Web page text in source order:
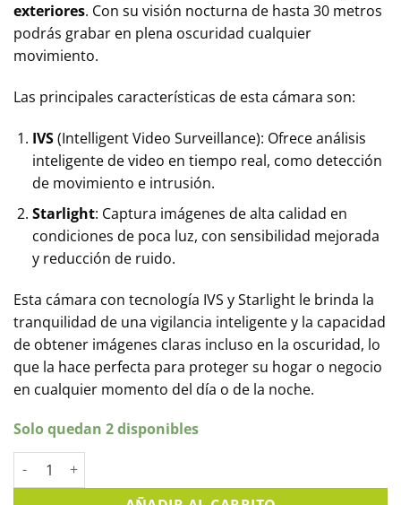
exteriores. Con su visión nocturna de hasta 30 metros
podrás grabar en plena oscuridad cualquier
movimiento.
Las principales características de esta cámara son:
IVS(Intelligent Video Surveillance): Ofrece análisis
inteligente de video en tiempo real, como detección
de movimiento e intrusión.
Starlight: Captura imágenes de alta calidad en
condiciones de poca luz, con sensibilidad mejorada
y reducción de ruido.
Esta cámara con tecnología IVS y Starlight le brinda la
tranquilidad de una vigilancia inteligente y la capacidad
de obtener imágenes claras incluso en la oscuridad, lo
que la hace perfecta para proteger su hogar o negocio
en cualquier momento del día o de la noche.
Solo quedan 2 disponibles
Cámara IP bullet 4MPX DAHUA. IPC-HFW2431S-S-S2 cantidad